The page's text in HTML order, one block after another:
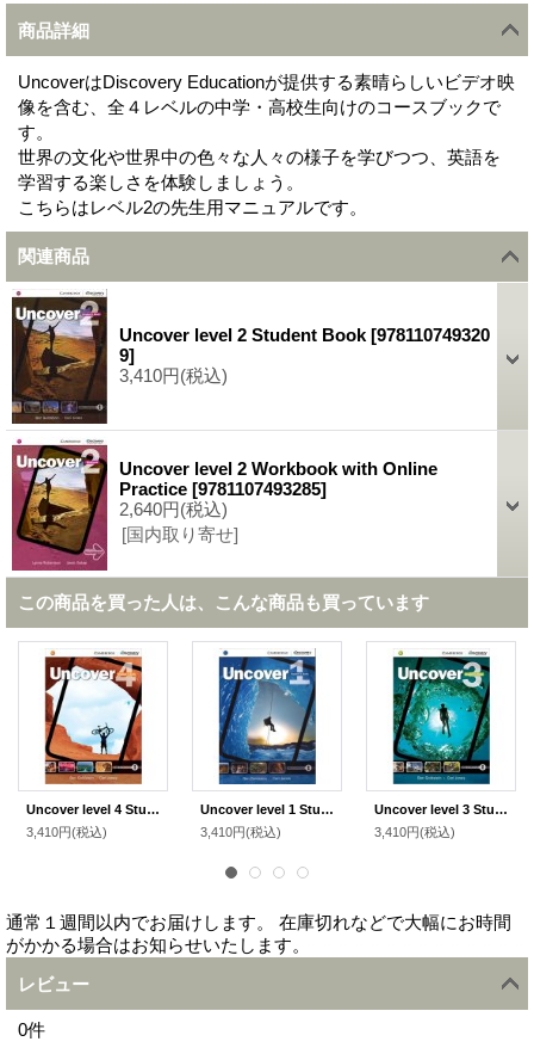
商品詳細
UncoverはDiscovery Educationが提供する素晴らしいビデオ映
像を含む、全４レベルの中学・高校生向けのコースブックで
す。
世界の文化や世界中の色々な人々の様子を学びつつ、英語を
学習する楽しさを体験しましょう。
こちらはレベル2の先生用マニュアルです。
関連商品
Uncover level 2 Student Book [978110749320
9]
3,410円(税込)
Uncover level 2 Workbook with Online
Practice [9781107493285]
2,640円(税込)
[国内取り寄せ]
この商品を買った人は、こんな商品も買っています
Uncover level 4 Student Book
3,410円(税込)
Uncover level 1 Student Book
3,410円(税込)
Uncover level 3 Student Book
3,410円(税込)
通常１週間以内でお届けします。 在庫切れなどで大幅にお時間
がかかる場合はお知らせいたします。
レビュー
0件